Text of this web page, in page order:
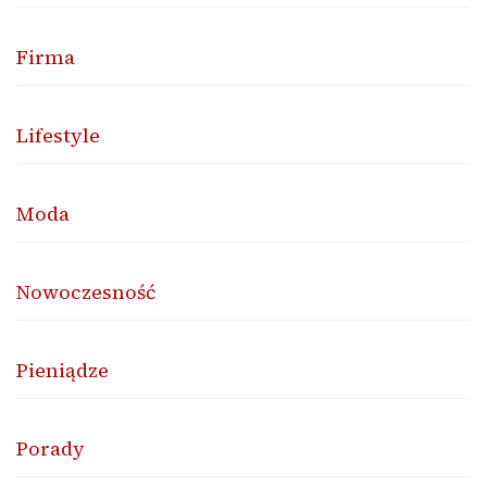
Firma
Lifestyle
Moda
Nowoczesność
Pieniądze
Porady